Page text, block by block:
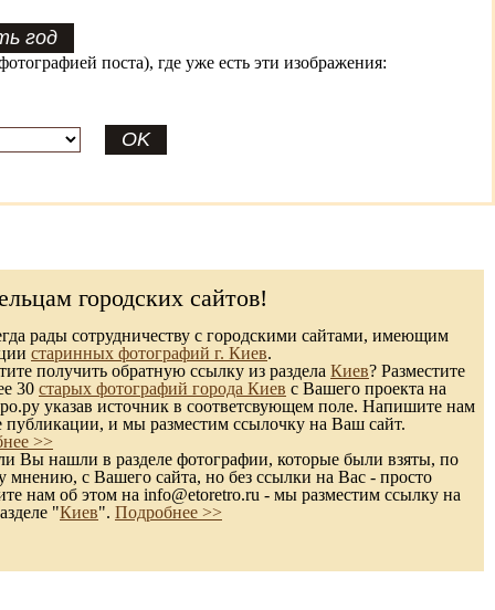
поста), где уже есть эти изображения:
городских сайтов!
рады сотрудничеству с городскими сайтами, имеющим
старинных фотографий г. Киев.
получить обратную ссылку из раздела Киев? Разместите
30 старых фотографий города Киев с Вашего проекта на
указав источник в соответсвующем поле. Напишите нам
публикации, и мы разместим ссылочку на Ваш сайт.
>>
Вы нашли в разделе фотографии, которые были взяты, по
мнению, с Вашего сайта, но без ссылки на Вас - просто
нам об этом на info@etoretro.ru - мы разместим ссылку на
"Киев". Подробнее >>